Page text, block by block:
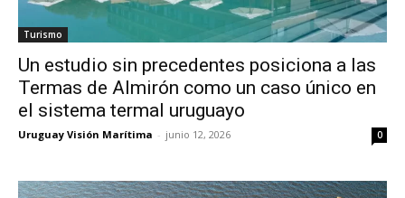
Turismo
Un estudio sin precedentes posiciona a las
Termas de Almirón como un caso único en
el sistema termal uruguayo
Uruguay Visión Marítima - junio 12, 2026 0